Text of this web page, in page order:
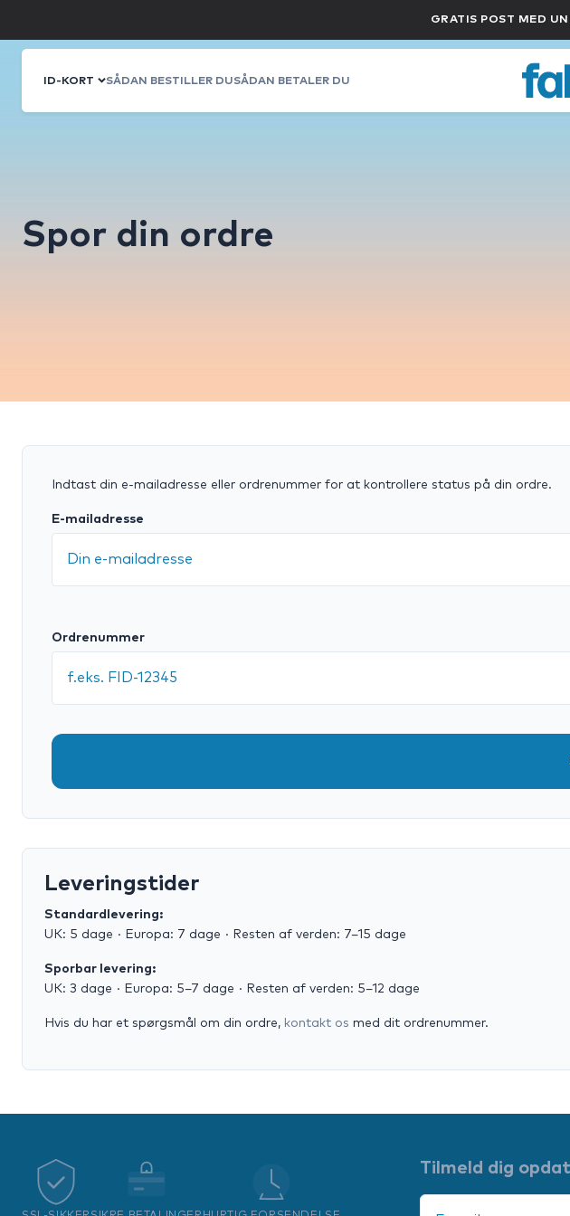
GRATIS POST MED
ID-KORT SÅDAN BESTILLER DUSÅDAN BETALER DU
Spor din ordre
Indtast din e-mailadresse eller ordrenummer for at kontrollere status på din ordre.
E-mailadresse
Ordrenummer
Leveringstider
Standardlevering:
UK: 5 dage · Europa: 7 dage · Resten af verden: 7–15 dage
Sporbar levering:
UK: 3 dage · Europa: 5–7 dage · Resten af verden: 5–12 dage
Hvis du har et spørgsmål om din ordre, kontakt os med dit ordrenummer.
Tilmeld dig